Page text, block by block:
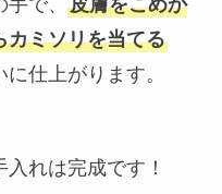
で、
皮膚をこめか
カミソリを当てる
仕上がります。
れは完成です！